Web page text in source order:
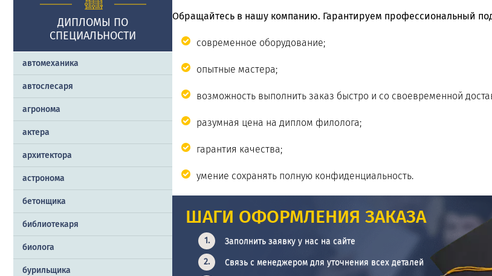
ДИПЛОМЫ ПО
СПЕЦИАЛЬНОСТИ
автомеханика
автослесаря
агронома
актера
архитектора
астронома
бетонщика
библиотекаря
биолога
бурильщика
Обращайтесь в нашу компанию. Гарантируем профессиональный
современное оборудование;
опытные мастера;
возможность выполнить заказ быстро и со своевременной
разумная цена на диплом филолога;
гарантия качества;
умение сохранять полную конфиденциальность.
ШАГИ ОФОРМЛЕНИЯ ЗАКАЗА
Заполнить заявку у нас на сайте
Связь с менеджером для уточнения всех деталей